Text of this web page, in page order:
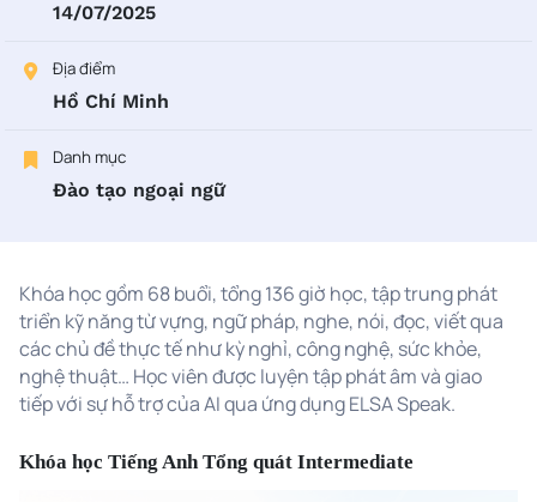
14/07/2025
Địa điểm
Hồ Chí Minh
Danh mục
Đào tạo ngoại ngữ
Khóa học gồm 68 buổi, tổng 136 giờ học, tập trung phát
triển kỹ năng từ vựng, ngữ pháp, nghe, nói, đọc, viết qua
các chủ đề thực tế như kỳ nghỉ, công nghệ, sức khỏe,
nghệ thuật… Học viên được luyện tập phát âm và giao
tiếp với sự hỗ trợ của AI qua ứng dụng ELSA Speak.
Khóa học Tiếng Anh Tổng quát Intermediate